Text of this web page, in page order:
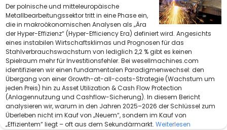
Der polnische und mitteleuropäische
Metallbearbeitungssektor tritt in eine Phase ein,
die in makroökonomischen Analysen als „Ära
der Hyper-Effizienz“ (Hyper-Efficiency Era) definiert wird. Angesichts
eines instabilen Wirtschaftsklimas und Prognosen für das
Stahlverbrauchswachstum von lediglich 2,2 % gibt es keinen
Spielraum mehr für Investitionsfehler. Bei wesellmachines.com
identifizieren wir einen fundamentalen Paradigmenwechsel: den
Übergang von einer Growth-at-all-costs-Strategie (Wachstum um
jeden Preis) hin zu Asset Utilization & Cash Flow Protection
(Anlagennutzung und Cashflow-Sicherung). In diesem Bericht
analysieren wir, warum in den Jahren 2025–2026 der Schlüssel zum
Überleben nicht im Kauf von „Neuem“, sondern im Kauf von
„Effizientem“ liegt – oft aus dem Sekundärmarkt. Weiterlesen